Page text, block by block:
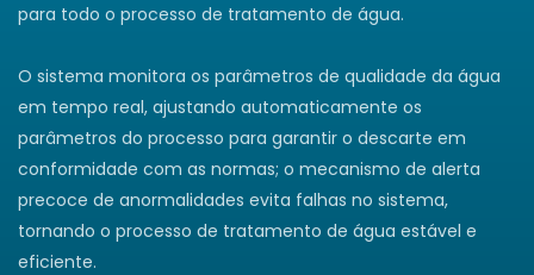
para todo o processo de tratamento de água.
O sistema monitora os parâmetros de qualidade da água
em tempo real, ajustando automaticamente os
parâmetros do processo para garantir o descarte em
conformidade com as normas; o mecanismo de alerta
precoce de anormalidades evita falhas no sistema,
tornando o processo de tratamento de água estável e
eficiente.